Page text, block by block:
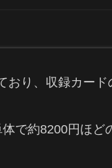
おり、収録カー
で約8200円ほど